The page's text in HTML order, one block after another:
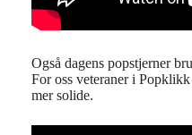
Også dagens popstjerner
For oss veteraner i
mer solide.